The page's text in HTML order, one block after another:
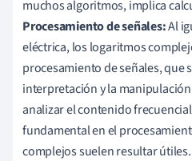
muchos algoritmos, implica
Procesamiento de señales:Al
eléctrica, los logaritmos
procesamiento de señales, que
interpretación y la
analizar el contenido
fundamental en el
complejos suelen resultar útiles.